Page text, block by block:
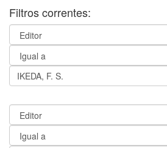
Filtros correntes: